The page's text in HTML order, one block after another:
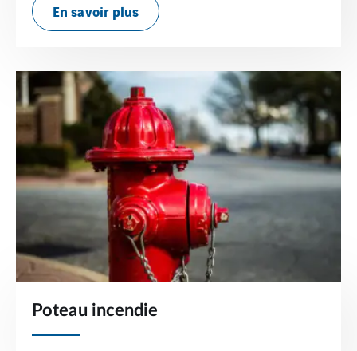
En savoir plus
Poteau incendie